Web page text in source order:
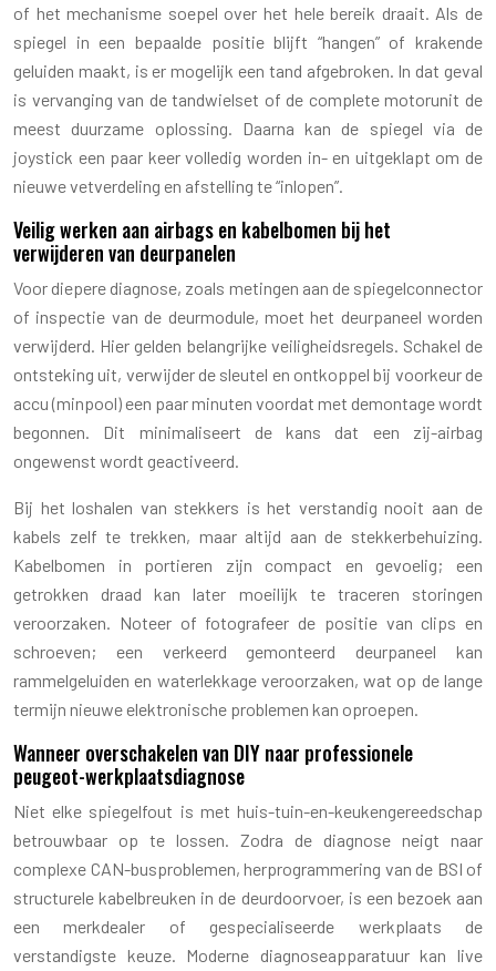
of het mechanisme soepel over het hele bereik draait. Als de
spiegel in een bepaalde positie blijft “hangen” of krakende
geluiden maakt, is er mogelijk een tand afgebroken. In dat geval
is vervanging van de tandwielset of de complete motorunit de
meest duurzame oplossing. Daarna kan de spiegel via de
joystick een paar keer volledig worden in- en uitgeklapt om de
nieuwe vetverdeling en afstelling te “inlopen”.
Veilig werken aan airbags en kabelbomen bij het
verwijderen van deurpanelen
Voor diepere diagnose, zoals metingen aan de spiegelconnector
of inspectie van de deurmodule, moet het deurpaneel worden
verwijderd. Hier gelden belangrijke veiligheidsregels. Schakel de
ontsteking uit, verwijder de sleutel en ontkoppel bij voorkeur de
accu (minpool) een paar minuten voordat met demontage wordt
begonnen. Dit minimaliseert de kans dat een zij-airbag
ongewenst wordt geactiveerd.
Bij het loshalen van stekkers is het verstandig nooit aan de
kabels zelf te trekken, maar altijd aan de stekkerbehuizing.
Kabelbomen in portieren zijn compact en gevoelig; een
getrokken draad kan later moeilijk te traceren storingen
veroorzaken. Noteer of fotografeer de positie van clips en
schroeven; een verkeerd gemonteerd deurpaneel kan
rammelgeluiden en waterlekkage veroorzaken, wat op de lange
termijn nieuwe elektronische problemen kan oproepen.
Wanneer overschakelen van DIY naar professionele
peugeot-werkplaatsdiagnose
Niet elke spiegelfout is met huis-tuin-en-keukengereedschap
betrouwbaar op te lossen. Zodra de diagnose neigt naar
complexe CAN-busproblemen, herprogrammering van de BSI of
structurele kabelbreuken in de deurdoorvoer, is een bezoek aan
een merkdealer of gespecialiseerde werkplaats de
verstandigste keuze. Moderne diagnoseapparatuur kan live